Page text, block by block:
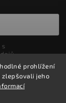
prohlížení
zlepšovali jeho